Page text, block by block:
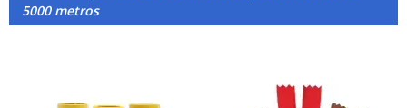
5000 metros